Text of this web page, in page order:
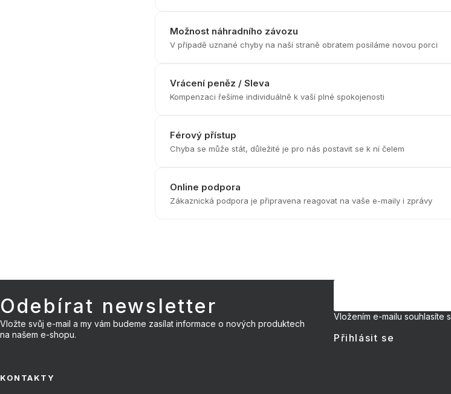
Možnost náhradního závozu
V případě uznané chyby na naší straně obratem posíláme novou porci
Vrácení peněz / Sleva
Kompenzaci řešíme individuálně k vaší plné spokojenosti
Férový přístup
Chyba se může stát, důležité je pro nás postavit se k ní čelem
Online podpora
Zákaznická podpora je připravena reagovat na vaše e-maily i zprávy
Zápatí
KONTAKTY
Odebírat newsletter
Vložte svůj e-mail a my vám budeme zasílat informace o nových produktech
na našem e-shopu.
Vložením e-mailu souhlasíte s
Přihlásit se